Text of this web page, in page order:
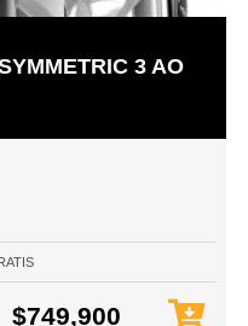
3 AO
$749,900